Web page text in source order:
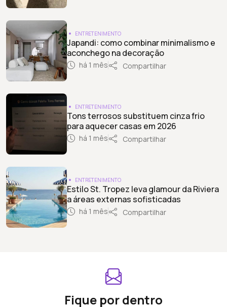
ENTRETENIMENTO
Japandi: como combinar minimalismo e
aconchego na decoração
há 1 mês Compartilhar
ENTRETENIMENTO
Tons terrosos substituem cinza frio
para aquecer casas em 2026
há 1 mês Compartilhar
ENTRETENIMENTO
Estilo St. Tropez leva glamour da Riviera
a áreas externas sofisticadas
há 1 mês Compartilhar
Fique por dentro